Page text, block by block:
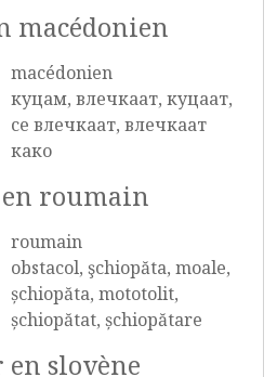
macédonien
macédonien
куцам, влечкаат, куцаат,
се влечкаат, влечкаат
како
roumain
roumain
obstacol, şchiopăta, moale,
șchiopăta, mototolit,
șchiopătat, șchiopătare
slovène